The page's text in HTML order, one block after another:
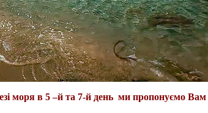
моря в 5 –й та 7-й день ми пропонуємо